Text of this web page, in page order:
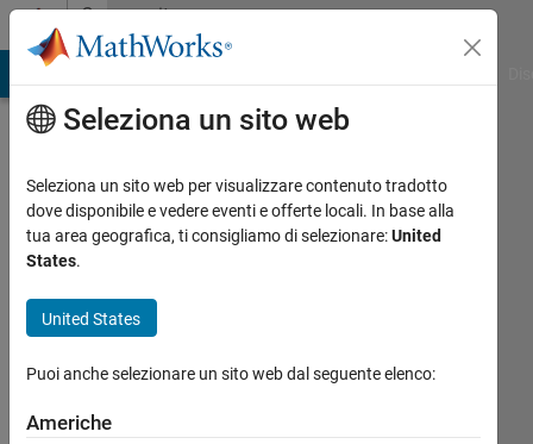
Vai al contenutoCommunity
Profile
Aman
Gupta
Attivo
Seleziona un sito web
Seleziona un sito web per visualizzare contenuto tradotto
dove disponibile e vedere eventi e offerte locali. In base alla
tua area geografica, ti consigliamo di selezionare:United
States.
United States
Puoi anche selezionare un sito web dal seguente elenco:
Americhe